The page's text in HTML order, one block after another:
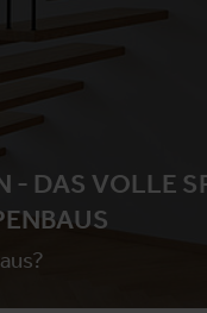
- DAS VOLLE